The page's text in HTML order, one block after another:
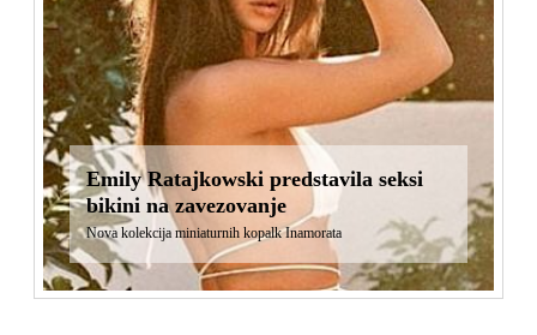
Emily Ratajkowski predstavila seksi
bikini na zavezovanje
Nova kolekcija miniaturnih kopalk Inamorata